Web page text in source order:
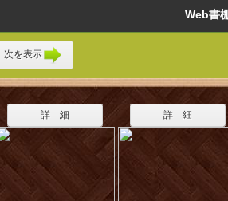
Web
次を表示
詳 細 詳 細